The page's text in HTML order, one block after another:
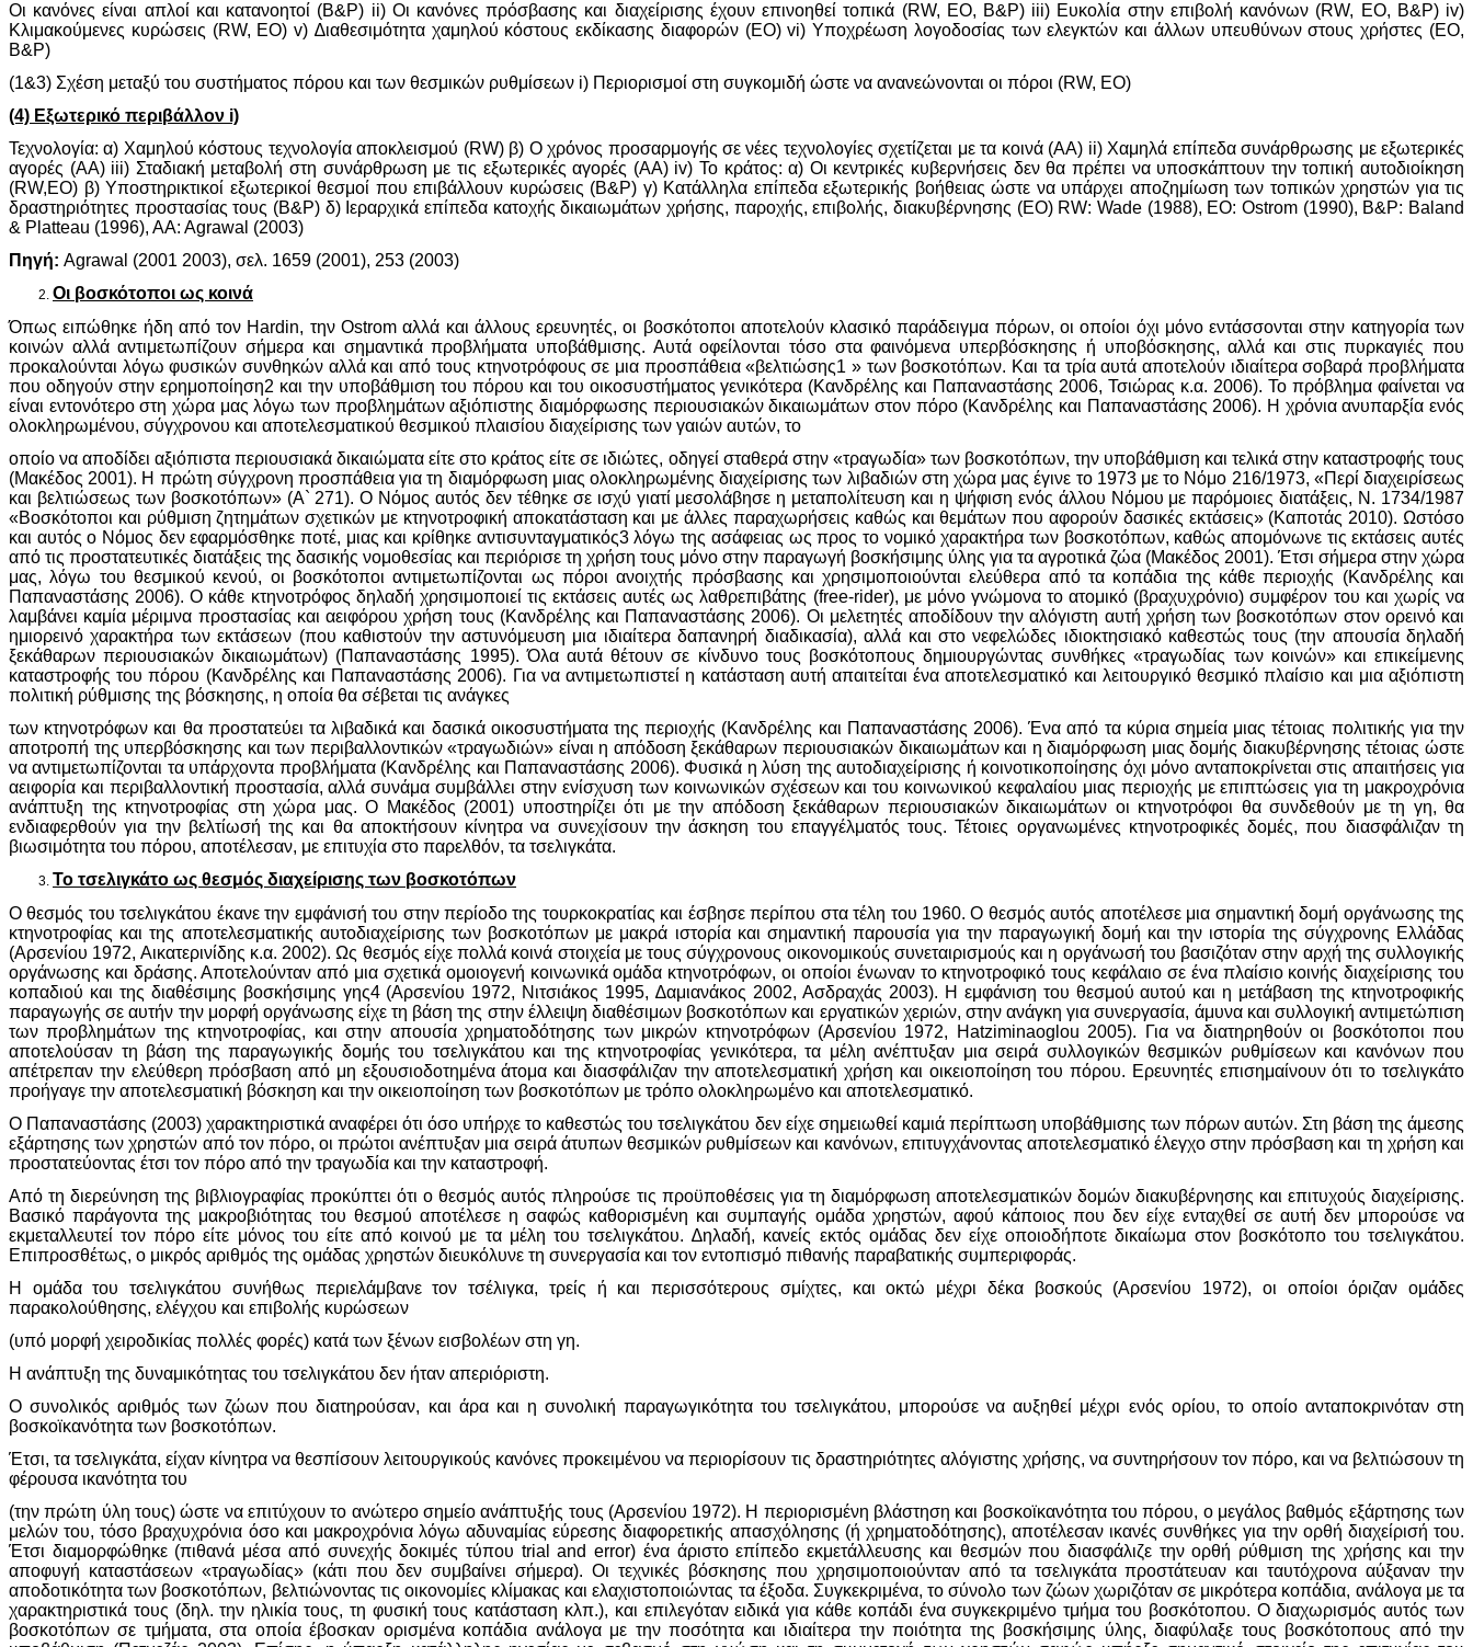
Οι κανόνες είναι απλοί και κατανοητοί (Β&Ρ) ii) Oι κανόνες πρόσβασης και διαχείρισης έχουν επινοηθεί τοπικά (RW, ΕΟ, Β&Ρ) iii) Ευκολία στην επιβολή κανόνων (RW, ΕΟ, Β&Ρ) iv)
Κλιμακούμενες κυρώσεις (RW, ΕΟ) v) ∆ιαθεσιμότητα χαμηλού κόστους εκδίκασης διαφορών (ΕΟ) vi) Υποχρέωση λογοδοσίας των ελεγκτών και άλλων υπευθύνων στους χρήστες (ΕΟ,
Β&Ρ)
(1&3) Σχέση μεταξύ του συστήματος πόρου και των θεσμικών ρυθμίσεων i) Περιορισμοί στη συγκομιδή ώστε να ανανεώνονται οι πόροι (RW, ΕΟ)
(4) Εξωτερικό περιβάλλον i)
Τεχνολογία: α) Χαμηλού κόστους τεχνολογία αποκλεισμού (RW) β) Ο χρόνος προσαρμογής σε νέες τεχνολογίες σχετίζεται με τα κοινά (ΑΑ) ii) Χαμηλά επίπεδα συνάρθρωσης με εξωτερικές
αγορές (ΑΑ) iii) Σταδιακή μεταβολή στη συνάρθρωση με τις εξωτερικές αγορές (ΑΑ) iv) Το κράτος: α) Οι κεντρικές κυβερνήσεις δεν θα πρέπει να υποσκάπτουν την τοπική αυτοδιοίκηση
(RW,EO) β) Υποστηρικτικοί εξωτερικοί θεσμοί που επιβάλλουν κυρώσεις (Β&Ρ) γ) Κατάλληλα επίπεδα εξωτερικής βοήθειας ώστε να υπάρχει αποζημίωση των τοπικών χρηστών για τις
δραστηριότητες προστασίας τους (Β&Ρ) δ) Ιεραρχικά επίπεδα κατοχής δικαιωμάτων χρήσης, παροχής, επιβολής, διακυβέρνησης (ΕΟ) RW: Wade (1988), EO: Ostrom (1990), B&P: Baland
& Platteau (1996), AA: Agrawal (2003)
Πηγή: Agrawal (2001 2003), σελ. 1659 (2001), 253 (2003)
Οι βοσκότοποι ως κοινά
Όπως ειπώθηκε ήδη από τον Hardin, την Ostrom αλλά και άλλους ερευνητές, οι βοσκότοποι αποτελούν κλασικό παράδειγμα πόρων, οι οποίοι όχι μόνο εντάσσονται στην κατηγορία των
κοινών αλλά αντιμετωπίζουν σήμερα και σημαντικά προβλήματα υποβάθμισης. Αυτά οφείλονται τόσο στα φαινόμενα υπερβόσκησης ή υποβόσκησης, αλλά και στις πυρκαγιές που
προκαλούνται λόγω φυσικών συνθηκών αλλά και από τους κτηνοτρόφους σε μια προσπάθεια «βελτιώσης1 » των βοσκοτόπων. Και τα τρία αυτά αποτελούν ιδιαίτερα σοβαρά προβλήματα
που οδηγούν στην ερημοποίηση2 και την υποβάθμιση του πόρου και του οικοσυστήματος γενικότερα (Κανδρέλης και Παπαναστάσης 2006, Τσιώρας κ.α. 2006). Το πρόβλημα φαίνεται να
είναι εντονότερο στη χώρα μας λόγω των προβλημάτων αξιόπιστης διαμόρφωσης περιουσιακών δικαιωμάτων στον πόρο (Κανδρέλης και Παπαναστάσης 2006). Η χρόνια ανυπαρξία ενός
ολοκληρωμένου, σύγχρονου και αποτελεσματικού θεσμικού πλαισίου διαχείρισης των γαιών αυτών, το
οποίο να αποδίδει αξιόπιστα περιουσιακά δικαιώματα είτε στο κράτος είτε σε ιδιώτες, οδηγεί σταθερά στην «τραγωδία» των βοσκοτόπων, την υποβάθμιση και τελικά στην καταστροφής τους
(Μακέδος 2001). Η πρώτη σύγχρονη προσπάθεια για τη διαμόρφωση μιας ολοκληρωμένης διαχείρισης των λιβαδιών στη χώρα μας έγινε το 1973 με το Νόμο 216/1973, «Περί διαχειρίσεως
και βελτιώσεως των βοσκοτόπων» (Α` 271). Ο Νόμος αυτός δεν τέθηκε σε ισχύ γιατί μεσολάβησε η μεταπολίτευση και η ψήφιση ενός άλλου Νόμου με παρόμοιες διατάξεις, Ν. 1734/1987
«Βοσκότοποι και ρύθμιση ζητημάτων σχετικών με κτηνοτροφική αποκατάσταση και με άλλες παραχωρήσεις καθώς και θεμάτων που αφορούν δασικές εκτάσεις» (Καποτάς 2010). Ωστόσο
και αυτός ο Νόμος δεν εφαρμόσθηκε ποτέ, μιας και κρίθηκε αντισυνταγματικός3 λόγω της ασάφειας ως προς το νομικό χαρακτήρα των βοσκοτόπων, καθώς απομόνωνε τις εκτάσεις αυτές
από τις προστατευτικές διατάξεις της δασικής νομοθεσίας και περιόρισε τη χρήση τους μόνο στην παραγωγή βοσκήσιμης ύλης για τα αγροτικά ζώα (Μακέδος 2001). Έτσι σήμερα στην χώρα
μας, λόγω του θεσμικού κενού, οι βοσκότοποι αντιμετωπίζονται ως πόροι ανοιχτής πρόσβασης και χρησιμοποιούνται ελεύθερα από τα κοπάδια της κάθε περιοχής (Κανδρέλης και
Παπαναστάσης 2006). Ο κάθε κτηνοτρόφος δηλαδή χρησιμοποιεί τις εκτάσεις αυτές ως λαθρεπιβάτης (free-rider), με μόνο γνώμονα το ατομικό (βραχυχρόνιο) συμφέρον του και χωρίς να
λαμβάνει καμία μέριμνα προστασίας και αειφόρου χρήση τους (Κανδρέλης και Παπαναστάσης 2006). Οι μελετητές αποδίδουν την αλόγιστη αυτή χρήση των βοσκοτόπων στον ορεινό και
ημιορεινό χαρακτήρα των εκτάσεων (που καθιστούν την αστυνόμευση μια ιδιαίτερα δαπανηρή διαδικασία), αλλά και στο νεφελώδες ιδιοκτησιακό καθεστώς τους (την απουσία δηλαδή
ξεκάθαρων περιουσιακών δικαιωμάτων) (Παπαναστάσης 1995). Όλα αυτά θέτουν σε κίνδυνο τους βοσκότοπους δημιουργώντας συνθήκες «τραγωδίας των κοινών» και επικείμενης
καταστροφής του πόρου (Κανδρέλης και Παπαναστάσης 2006). Για να αντιμετωπιστεί η κατάσταση αυτή απαιτείται ένα αποτελεσματικό και λειτουργικό θεσμικό πλαίσιο και μια αξιόπιστη
πολιτική ρύθμισης της βόσκησης, η οποία θα σέβεται τις ανάγκες
των κτηνοτρόφων και θα προστατεύει τα λιβαδικά και δασικά οικοσυστήματα της περιοχής (Κανδρέλης και Παπαναστάσης 2006). Ένα από τα κύρια σημεία μιας τέτοιας πολιτικής για την
αποτροπή της υπερβόσκησης και των περιβαλλοντικών «τραγωδιών» είναι η απόδοση ξεκάθαρων περιουσιακών δικαιωμάτων και η διαμόρφωση μιας δομής διακυβέρνησης τέτοιας ώστε
να αντιμετωπίζονται τα υπάρχοντα προβλήματα (Κανδρέλης και Παπαναστάσης 2006). Φυσικά η λύση της αυτοδιαχείρισης ή κοινοτικοποίησης όχι μόνο ανταποκρίνεται στις απαιτήσεις για
αειφορία και περιβαλλοντική προστασία, αλλά συνάμα συμβάλλει στην ενίσχυση των κοινωνικών σχέσεων και του κοινωνικού κεφαλαίου μιας περιοχής με επιπτώσεις για τη μακροχρόνια
ανάπτυξη της κτηνοτροφίας στη χώρα μας. O Μακέδος (2001) υποστηρίζει ότι με την απόδοση ξεκάθαρων περιουσιακών δικαιωμάτων οι κτηνοτρόφοι θα συνδεθούν με τη γη, θα
ενδιαφερθούν για την βελτίωσή της και θα αποκτήσουν κίνητρα να συνεχίσουν την άσκηση του επαγγέλματός τους. Τέτοιες οργανωμένες κτηνοτροφικές δομές, που διασφάλιζαν τη
βιωσιμότητα του πόρου, αποτέλεσαν, με επιτυχία στο παρελθόν, τα τσελιγκάτα.
Το τσελιγκάτο ως θεσμός διαχείρισης των βοσκοτόπων
Ο θεσμός του τσελιγκάτου έκανε την εμφάνισή του στην περίοδο της τουρκοκρατίας και έσβησε περίπου στα τέλη του 1960. Ο θεσμός αυτός αποτέλεσε μια σημαντική δομή οργάνωσης της
κτηνοτροφίας και της αποτελεσματικής αυτοδιαχείρισης των βοσκοτόπων με μακρά ιστορία και σημαντική παρουσία για την παραγωγική δομή και την ιστορία της σύγχρονης Ελλάδας
(Αρσενίου 1972, Αικατερινίδης κ.α. 2002). Ως θεσμός είχε πολλά κοινά στοιχεία με τους σύγχρονους οικονομικούς συνεταιρισμούς και η οργάνωσή του βασιζόταν στην αρχή της συλλογικής
οργάνωσης και δράσης. Αποτελούνταν από μια σχετικά ομοιογενή κοινωνικά ομάδα κτηνοτρόφων, οι οποίοι ένωναν το κτηνοτροφικό τους κεφάλαιο σε ένα πλαίσιο κοινής διαχείρισης του
κοπαδιού και της διαθέσιμης βοσκήσιμης γης4 (Αρσενίου 1972, Νιτσιάκος 1995, ∆αμιανάκος 2002, Ασδραχάς 2003). Η εμφάνιση του θεσμού αυτού και η μετάβαση της κτηνοτροφικής
παραγωγής σε αυτήν την μορφή οργάνωσης είχε τη βάση της στην έλλειψη διαθέσιμων βοσκοτόπων και εργατικών χεριών, στην ανάγκη για συνεργασία, άμυνα και συλλογική αντιμετώπιση
των προβλημάτων της κτηνοτροφίας, και στην απουσία χρηματοδότησης των μικρών κτηνοτρόφων (Αρσενίου 1972, Hatziminaoglou 2005). Για να διατηρηθούν οι βοσκότοποι που
αποτελούσαν τη βάση της παραγωγικής δομής του τσελιγκάτου και της κτηνοτροφίας γενικότερα, τα μέλη ανέπτυξαν μια σειρά συλλογικών θεσμικών ρυθμίσεων και κανόνων που
απέτρεπαν την ελεύθερη πρόσβαση από μη εξουσιοδοτημένα άτομα και διασφάλιζαν την αποτελεσματική χρήση και οικειοποίηση του πόρου. Ερευνητές επισημαίνουν ότι το τσελιγκάτο
προήγαγε την αποτελεσματική βόσκηση και την οικειοποίηση των βοσκοτόπων με τρόπο ολοκληρωμένο και αποτελεσματικό.
Ο Παπαναστάσης (2003) χαρακτηριστικά αναφέρει ότι όσο υπήρχε το καθεστώς του τσελιγκάτου δεν είχε σημειωθεί καμιά περίπτωση υποβάθμισης των πόρων αυτών. Στη βάση της άμεσης
εξάρτησης των χρηστών από τον πόρο, οι πρώτοι ανέπτυξαν μια σειρά άτυπων θεσμικών ρυθμίσεων και κανόνων, επιτυγχάνοντας αποτελεσματικό έλεγχο στην πρόσβαση και τη χρήση και
προστατεύοντας έτσι τον πόρο από την τραγωδία και την καταστροφή.
Από τη διερεύνηση της βιβλιογραφίας προκύπτει ότι ο θεσμός αυτός πληρούσε τις προϋποθέσεις για τη διαμόρφωση αποτελεσματικών δομών διακυβέρνησης και επιτυχούς διαχείρισης.
Βασικό παράγοντα της μακροβιότητας του θεσμού αποτέλεσε η σαφώς καθορισμένη και συμπαγής ομάδα χρηστών, αφού κάποιος που δεν είχε ενταχθεί σε αυτή δεν μπορούσε να
εκμεταλλευτεί τον πόρο είτε μόνος του είτε από κοινού με τα μέλη του τσελιγκάτου. ∆ηλαδή, κανείς εκτός ομάδας δεν είχε οποιοδήποτε δικαίωμα στον βοσκότοπο του τσελιγκάτου.
Επιπροσθέτως, ο μικρός αριθμός της ομάδας χρηστών διευκόλυνε τη συνεργασία και τον εντοπισμό πιθανής παραβατικής συμπεριφοράς.
Η ομάδα του τσελιγκάτου συνήθως περιελάμβανε τον τσέλιγκα, τρείς ή και περισσότερους σμίχτες, και οκτώ μέχρι δέκα βοσκούς (Αρσενίου 1972), οι οποίοι όριζαν ομάδες
παρακολούθησης, ελέγχου και επιβολής κυρώσεων
(υπό μορφή χειροδικίας πολλές φορές) κατά των ξένων εισβολέων στη γη.
Η ανάπτυξη της δυναμικότητας του τσελιγκάτου δεν ήταν απεριόριστη.
Ο συνολικός αριθμός των ζώων που διατηρούσαν, και άρα και η συνολική παραγωγικότητα του τσελιγκάτου, μπορούσε να αυξηθεί μέχρι ενός ορίου, το οποίο ανταποκρινόταν στη
βοσκοϊκανότητα των βοσκοτόπων.
Έτσι, τα τσελιγκάτα, είχαν κίνητρα να θεσπίσουν λειτουργικούς κανόνες προκειμένου να περιορίσουν τις δραστηριότητες αλόγιστης χρήσης, να συντηρήσουν τον πόρο, και να βελτιώσουν τη
φέρουσα ικανότητα του
(την πρώτη ύλη τους) ώστε να επιτύχουν το ανώτερο σημείο ανάπτυξής τους (Αρσενίου 1972). Η περιορισμένη βλάστηση και βοσκοϊκανότητα του πόρου, ο μεγάλος βαθμός εξάρτησης των
μελών του, τόσο βραχυχρόνια όσο και μακροχρόνια λόγω αδυναμίας εύρεσης διαφορετικής απασχόλησης (ή χρηματοδότησης), αποτέλεσαν ικανές συνθήκες για την ορθή διαχείρισή του.
Έτσι διαμορφώθηκε (πιθανά μέσα από συνεχής δοκιμές τύπου trial and error) ένα άριστο επίπεδο εκμετάλλευσης και θεσμών που διασφάλιζε την ορθή ρύθμιση της χρήσης και την
αποφυγή καταστάσεων «τραγωδίας» (κάτι που δεν συμβαίνει σήμερα). Οι τεχνικές βόσκησης που χρησιμοποιούνταν από τα τσελιγκάτα προστάτευαν και ταυτόχρονα αύξαναν την
αποδοτικότητα των βοσκοτόπων, βελτιώνοντας τις οικονομίες κλίμακας και ελαχιστοποιώντας τα έξοδα. Συγκεκριμένα, το σύνολο των ζώων χωριζόταν σε μικρότερα κοπάδια, ανάλογα με τα
χαρακτηριστικά τους (δηλ. την ηλικία τους, τη φυσική τους κατάσταση κλπ.), και επιλεγόταν ειδικά για κάθε κοπάδι ένα συγκεκριμένο τμήμα του βοσκότοπου. Ο διαχωρισμός αυτός των
βοσκοτόπων σε τμήματα, στα οποία έβοσκαν ορισμένα κοπάδια ανάλογα με την ποσότητα και ιδιαίτερα την ποιότητα της βοσκήσιμης ύλης, διαφύλαξε τους βοσκότοπους από την